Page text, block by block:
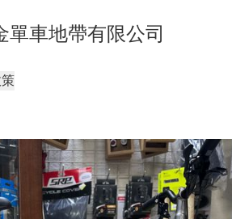
單車地帶有限公司